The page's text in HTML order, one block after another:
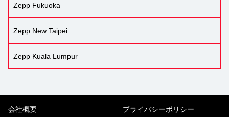
Zepp Fukuoka
Zepp New Taipei
Zepp Kuala Lumpur
会社概要 プライバシーポリシー